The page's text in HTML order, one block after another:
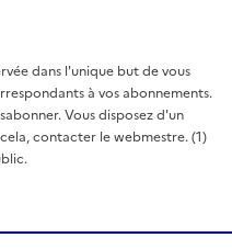
dans l'unique but de vous
à vos abonnements.
Vous disposez d'un
contacter le webmestre. (1)